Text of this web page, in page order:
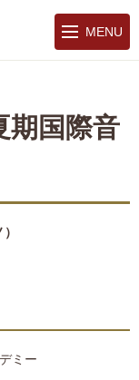
MENU
期国際音
ミー